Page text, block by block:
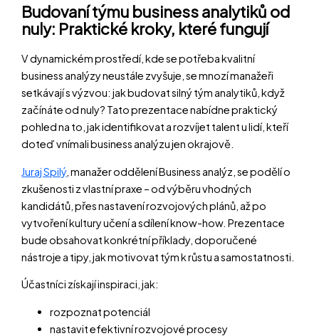
Budovaní týmu business analytiků od
nuly: Praktické kroky, které fungují
V dynamickém prostředí, kde se potřeba kvalitní
business analýzy neustále zvyšuje, se mnozí manažeři
setkávají s výzvou: jak budovat silný tým analytiků, když
začínáte od nuly? Tato prezentace nabídne praktický
pohled na to, jak identifikovat a rozvíjet talent u lidí, kteří
doteď vnímali business analýzu jen okrajově.
Juraj Spilý, manažer oddělení Business analýz, se podělí o
zkušenosti z vlastní praxe – od výběru vhodných
kandidátů, přes nastavení rozvojových plánů, až po
vytvoření kultury učení a sdílení know-how. Prezentace
bude obsahovat konkrétní příklady, doporučené
nástroje a tipy, jak motivovat tým k růstu a samostatnosti.
Účastníci získají inspiraci, jak:
rozpoznat potenciál
nastavit efektivní rozvojové procesy